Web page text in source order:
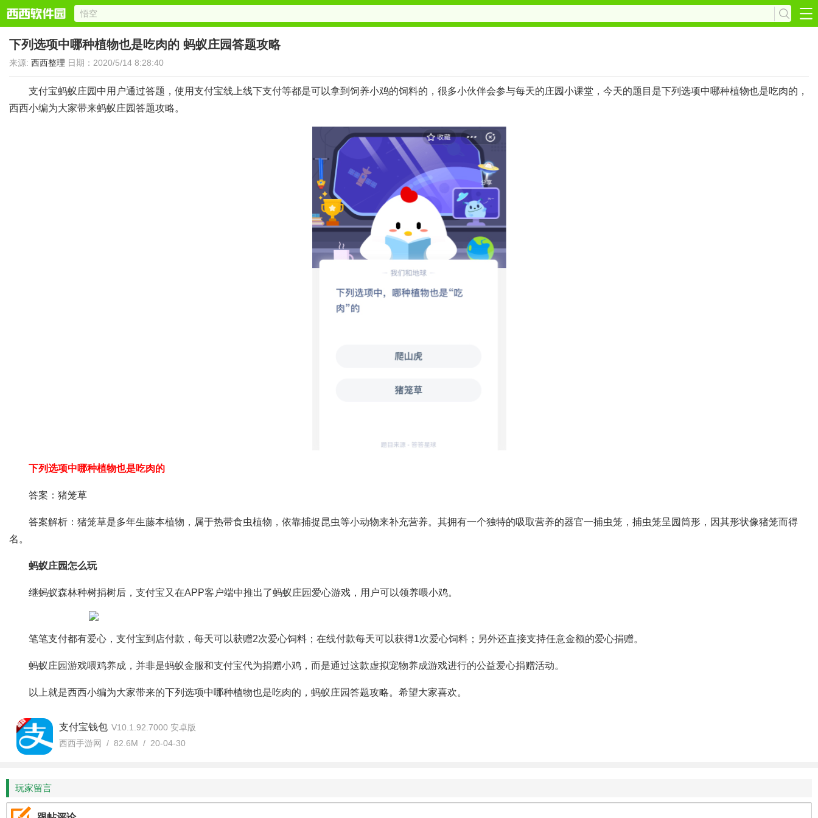
下列选项中哪种植物也是吃肉的 蚂蚁庄园答题攻略
来源: 西西整理 日期：2020/5/14 8:28:40
支付宝蚂蚁庄园中用户通过答题，使用支付宝线上线下支付等都是可以拿到饲养小鸡的饲料的，很多小伙伴会参与每天的庄园小课堂，今天的题目是下列选项中哪种植物也是吃肉的，
西西小编为大家带来蚂蚁庄园答题攻略。
下列选项中哪种植物也是吃肉的
答案：猪笼草
答案解析：猪笼草是多年生藤本植物，属于热带食虫植物，依靠捕捉昆虫等小动物来补充营养。其拥有一个独特的吸取营养的器官一捕虫笼，捕虫笼呈园筒形，因其形状像猪笼而得
名。
蚂蚁庄园怎么玩
继蚂蚁森林种树捐树后，支付宝又在APP客户端中推出了蚂蚁庄园爱心游戏，用户可以领养喂小鸡。
笔笔支付都有爱心，支付宝到店付款，每天可以获赠2次爱心饲料；在线付款每天可以获得1次爱心饲料；另外还直接支持任意金额的爱心捐赠。
蚂蚁庄园游戏喂鸡养成，并非是蚂蚁金服和支付宝代为捐赠小鸡，而是通过这款虚拟宠物养成游戏进行的公益爱心捐赠活动。
以上就是西西小编为大家带来的下列选项中哪种植物也是吃肉的，蚂蚁庄园答题攻略。希望大家喜欢。
支付宝钱包 V10.1.92.7000 安卓版
西西手游网 / 82.6M / 20-04-30
玩家留言